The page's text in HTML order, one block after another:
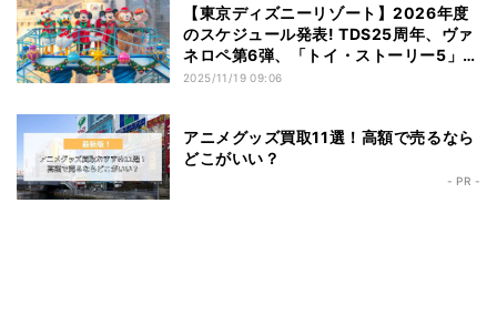
【東京ディズニーリゾート】2026年度
のスケジュール発表! TDS25周年、ヴァ
ネロペ第6弾、「トイ・ストーリー5」公
開記念イベントなど
2025/11/19 09:06
アニメグッズ買取11選！高額で売るなら
どこがいい？
- PR -